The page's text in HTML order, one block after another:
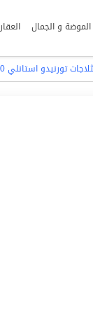
الموضة و الجمال العقار
تورنيدو استانلي 01220261030